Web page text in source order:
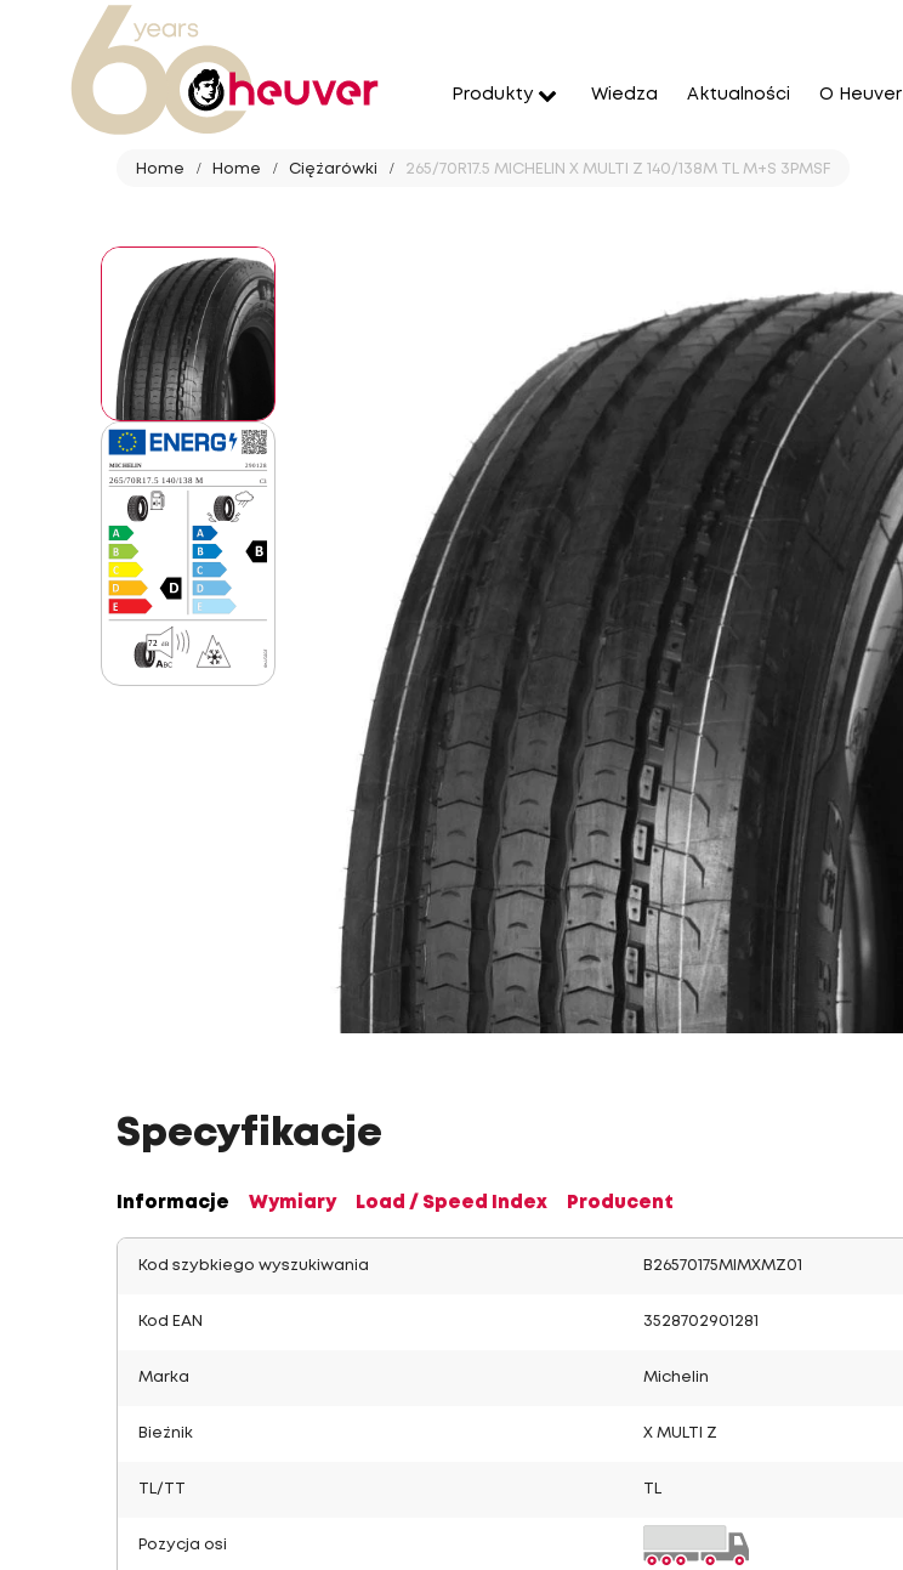
Produkty Wiedza Aktualności O Heuver
Home Home Ciężarówki 265/70R17.5 MICHELIN X MULTI Z 140/138M TL M+S 3PMSF
Specyfikacje
Informacje Wymiary Load / Speed Index Producent
Kod szybkiego wyszukiwania B26570175MIMXMZ01
Kod EAN 3528702901281
Marka Michelin
Bieżnik X MULTI Z
TL/TT
Pozycja osi